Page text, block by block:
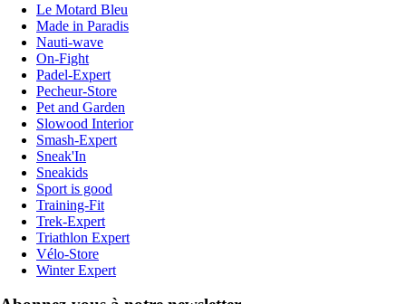
Le Motard Bleu
Made in Paradis
Nauti-wave
On-Fight
Padel-Expert
Pecheur-Store
Pet and Garden
Slowood Interior
Smash-Expert
Sneak'In
Sneakids
Sport is good
Training-Fit
Trek-Expert
Triathlon Expert
Vélo-Store
Winter Expert